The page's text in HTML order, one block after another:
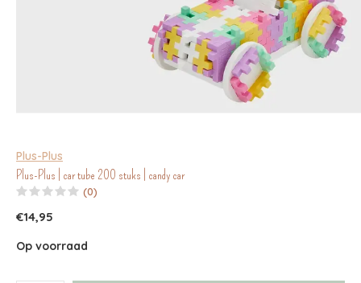
Plus-Plus
Plus-Plus | car tube 200 stuks | candy car
(0)
€14,95
Op voorraad